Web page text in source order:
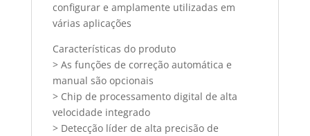
configurar e amplamente utilizadas em
várias aplicações
Características do produto
> As funções de correção automática e
manual são opcionais
> Chip de processamento digital de alta
velocidade integrado
> Detecção líder de alta precisão de